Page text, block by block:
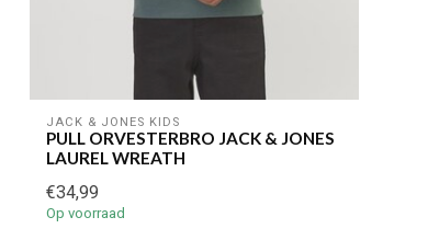
JACK & JONES KIDS
PULL ORVESTERBRO JACK & JONES
LAUREL WREATH
€34,99
Op voorraad